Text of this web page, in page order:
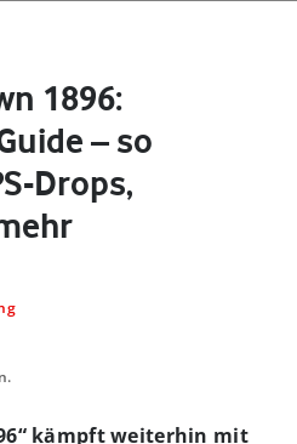
1896:
– so
Drops,
kämpft weiterhin mit